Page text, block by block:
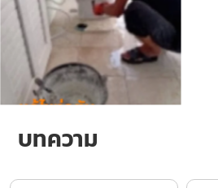
บทความ